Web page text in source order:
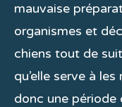
mauvaise
organismes et
chiens tout de
qu’elle serve à
donc une